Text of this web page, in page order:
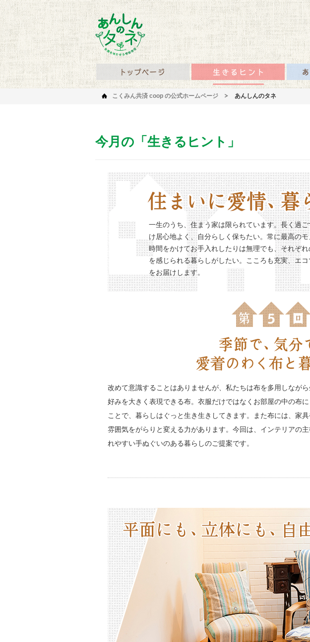
あんしんのタネ 笑顔を咲かせるみんなの情報
あんしんのタネTOP 生きる
こくみん共済 coop の公式ホームページ あんしんのタネ
今月の「生きるヒント」
一生のうち、住まう家は限られています。長く過
け居心地よく、自分らしく保ちたい。常に最高のモ
時間をかけてお手入れしたりは無理でも、それぞ
を感じられる暮らしがしたい。こころも充実、エコ
をお届けします。
改めて意識することはありませんが、私たちは布を多用しなが
好みを大きく表現できる布。衣服だけではなくお部屋の中の布
ことで、暮らしはぐっと生き生きしてきます。また布には、家
雰囲気をがらりと変える力があります。今回は、インテリアの
れやすい手ぬぐいのある暮らしのご提案です。